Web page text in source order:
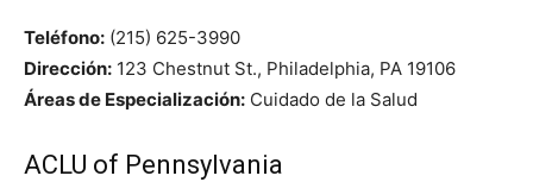
Teléfono: (215) 625-3990
Dirección: 123 Chestnut St., Philadelphia, PA 19106
Áreas de Especialización: Cuidado de la Salud
ACLU of Pennsylvania